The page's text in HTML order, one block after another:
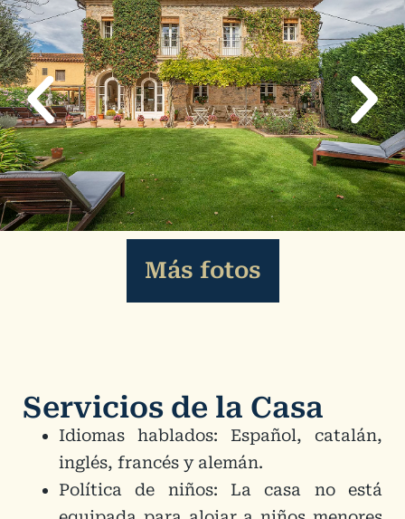
Más fotos
Servicios de la Casa
Idiomas hablados: Español, catalán,
inglés, francés y alemán.
Política de niños: La casa no está